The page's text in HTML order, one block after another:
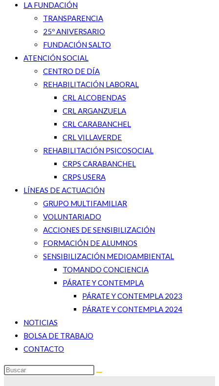
LA FUNDACIÓN
TRANSPARENCIA
25º ANIVERSARIO
FUNDACIÓN SALTO
ATENCIÓN SOCIAL
CENTRO DE DÍA
REHABILITACIÓN LABORAL
CRL ALCOBENDAS
CRL ARGANZUELA
CRL CARABANCHEL
CRL VILLAVERDE
REHABILITACIÓN PSICOSOCIAL
CRPS CARABANCHEL
CRPS USERA
LÍNEAS DE ACTUACIÓN
GRUPO MULTIFAMILIAR
VOLUNTARIADO
ACCIONES DE SENSIBILIZACIÓN
FORMACIÓN DE ALUMNOS
SENSIBILIZACIÓN MEDIOAMBIENTAL
TOMANDO CONCIENCIA
PÁRATE Y CONTEMPLA
PÁRATE Y CONTEMPLA 2023
PÁRATE Y CONTEMPLA 2024
NOTICIAS
BOLSA DE TRABAJO
CONTACTO